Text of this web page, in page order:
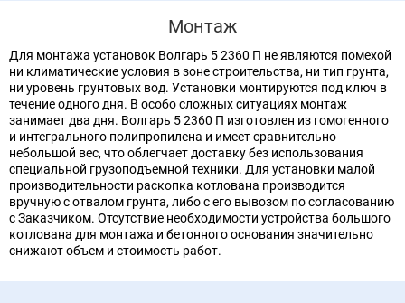
Монтаж
Для монтажа установок Волгарь 5 2360 П не являются помехой
ни климатические условия в зоне строительства, ни тип грунта,
ни уровень грунтовых вод. Установки монтируются под ключ в
течение одного дня. В особо сложных ситуациях монтаж
занимает два дня. Волгарь 5 2360 П изготовлен из гомогенного
и интегрального полипропилена и имеет сравнительно
небольшой вес, что облегчает доставку без использования
специальной грузоподъемной техники. Для установки малой
производительности раскопка котлована производится
вручную с отвалом грунта, либо с его вывозом по согласованию
с Заказчиком. Отсутствие необходимости устройства большого
котлована для монтажа и бетонного основания значительно
снижают объем и стоимость работ.